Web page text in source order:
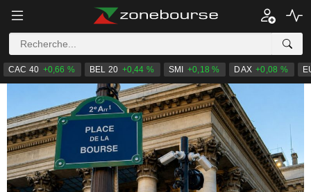
CAC 40 +0,66 % BEL 20 +0,44 % SMI +0,18 % DAX +0,08 %